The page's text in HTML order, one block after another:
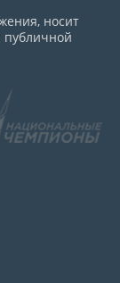
носит
публичной